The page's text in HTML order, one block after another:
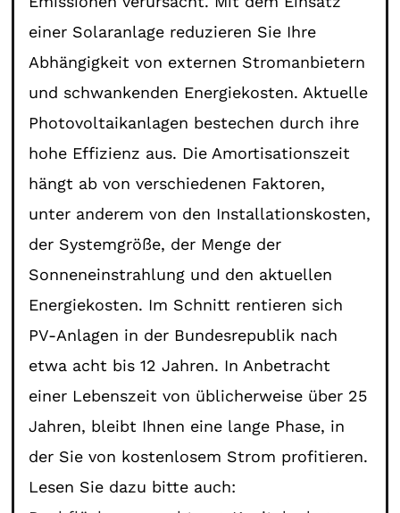
einer Solaranlage reduzieren Sie Ihre
Abhängigkeit von externen Stromanbietern
und schwankenden Energiekosten. Aktuelle
Photovoltaikanlagen bestechen durch ihre
hohe Effizienz aus. Die Amortisationszeit
hängt ab von verschiedenen Faktoren,
unter anderem von den Installationskosten,
der Systemgröße, der Menge der
Sonneneinstrahlung und den aktuellen
Energiekosten. Im Schnitt rentieren sich
PV-Anlagen in der Bundesrepublik nach
etwa acht bis 12 Jahren. In Anbetracht
einer Lebenszeit von üblicherweise über 25
Jahren, bleibt Ihnen eine lange Phase, in
der Sie von kostenlosem Strom profitieren.
Lesen Sie dazu bitte auch: